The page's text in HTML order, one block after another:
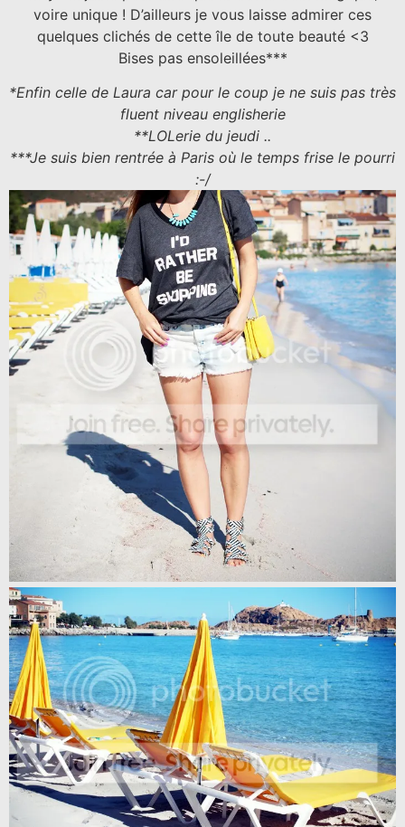
voire unique ! D’ailleurs je vous laisse admirer ces
quelques clichés de cette île de toute beauté <3
Bises pas ensoleillées***
*Enfin celle de Laura car pour le coup je ne suis pas très
fluent niveau englisherie
**LOLerie du jeudi ..
***Je suis bien rentrée à Paris où le temps frise le pourri
:-/